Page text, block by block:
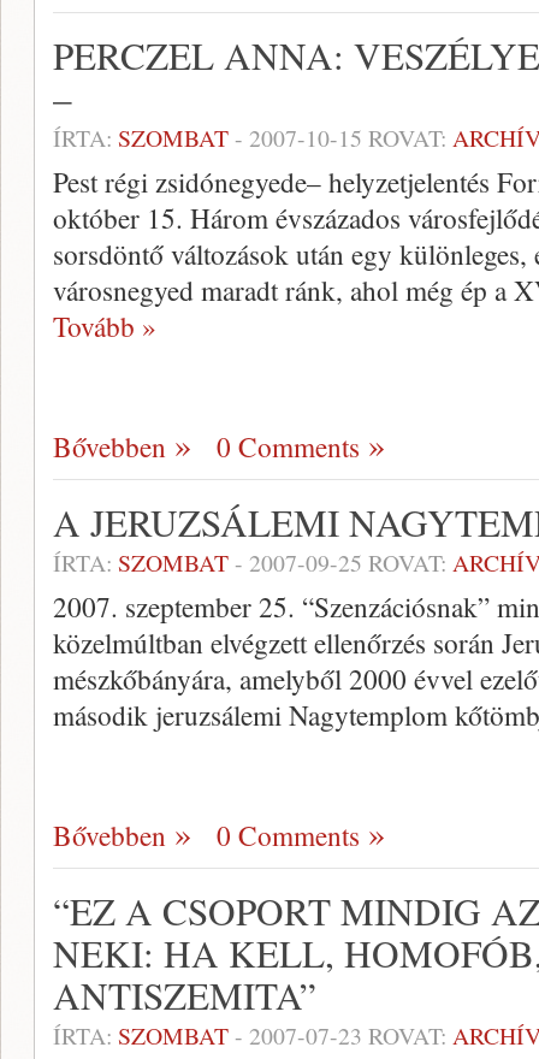
PERCZEL ANNA:
–
ÍRTA: SZOMBAT- 2007-10-15 ROVAT:
Pest régi zsidónegyede– helyzetjelentés
október 15. Három évszázados
sorsdöntő változások után egy különleges,
városnegyed maradt ránk, ahol még ép a
Tovább »
Bővebben 0 Comments
A JERUZSÁLEMI
ÍRTA: SZOMBAT- 2007-09-25 ROVAT:
2007. szeptember 25. “Szenzációsnak”
közelmúltban elvégzett ellenőrzés során
mészkőbányára, amelyből 2000 évvel
második jeruzsálemi Nagytemplom
Bővebben 0 Comments
“EZ A CSOPORT MINDIG
NEKI: HA KELL,
ANTISZEMITA”
ÍRTA: SZOMBAT- 2007-07-23 ROVAT: